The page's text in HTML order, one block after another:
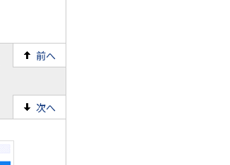
前へ
次へ